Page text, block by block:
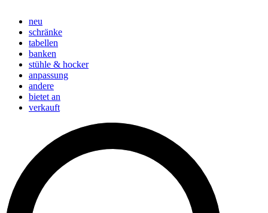
neu
schränke
tabellen
banken
stühle & hocker
anpassung
andere
bietet an
verkauft